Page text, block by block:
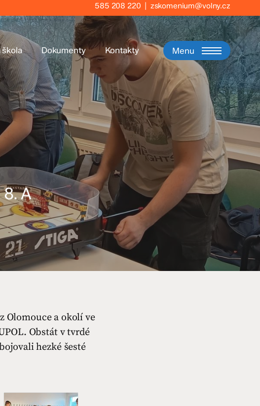
585 208 220 | zskomenium@volny.cz
škola Dokumenty Kontakty Menu
A
Olomouce a okolí ve
Obstát v tvrdé
hezké šesté